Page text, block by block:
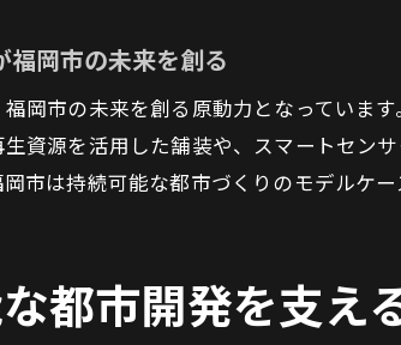
舗装
現場
舗装
舗装
福岡市の未来を創る
岡市の未来を創る原動力となっていま
資源を活用した舗装や、スマートセン
市は持続可能な都市づくりのモデルケ
都市開発を支え